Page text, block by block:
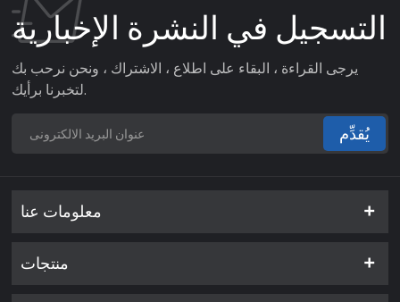
التسجيل في النشرة الإخبارية
يرجى القراءة ، البقاء على اطلاع ، الاشتراك ، ونحن نرحب بك
لتخبرنا برأيك.
يُقدِّم
معلومات عنا
منتجات